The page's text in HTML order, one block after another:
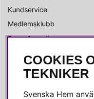
Kundservice
Medlemsklubb
Press & media
SOCIALA MEDIER
COOKIES
TEKNIKER
Svenska Hem